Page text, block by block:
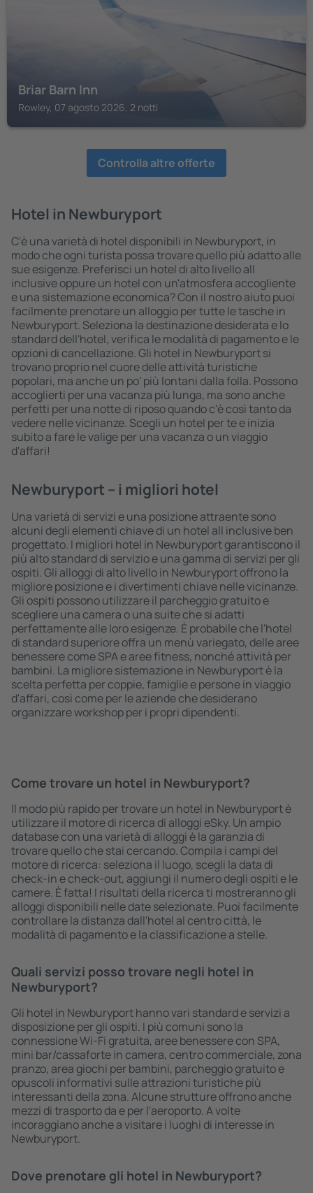
Briar Barn Inn
Rowley, 07 agosto 2026, 2 notti
Controlla altre offerte
Hotel in Newburyport
C'è una varietà di hotel disponibili in Newburyport, in
modo che ogni turista possa trovare quello più adatto alle
sue esigenze. Preferisci un hotel di alto livello all
inclusive oppure un hotel con un'atmosfera accogliente
e una sistemazione economica? Con il nostro aiuto puoi
facilmente prenotare un alloggio per tutte le tasche in
Newburyport. Seleziona la destinazione desiderata e lo
standard dell'hotel, verifica le modalità di pagamento e le
opzioni di cancellazione. Gli hotel in Newburyport si
trovano proprio nel cuore delle attività turistiche
popolari, ma anche un po' più lontani dalla folla. Possono
accoglierti per una vacanza più lunga, ma sono anche
perfetti per una notte di riposo quando c'è così tanto da
vedere nelle vicinanze. Scegli un hotel per te e inizia
subito a fare le valige per una vacanza o un viaggio
d'affari!
Newburyport – i migliori hotel
Una varietà di servizi e una posizione attraente sono
alcuni degli elementi chiave di un hotel all inclusive ben
progettato. I migliori hotel in Newburyport garantiscono il
più alto standard di servizio e una gamma di servizi per gli
ospiti. Gli alloggi di alto livello in Newburyport offrono la
migliore posizione e i divertimenti chiave nelle vicinanze.
Gli ospiti possono utilizzare il parcheggio gratuito e
scegliere una camera o una suite che si adatti
perfettamente alle loro esigenze. È probabile che l'hotel
di standard superiore offra un menù variegato, delle aree
benessere come SPA e aree fitness, nonché attività per
bambini. La migliore sistemazione in Newburyport è la
scelta perfetta per coppie, famiglie e persone in viaggio
d'affari, così come per le aziende che desiderano
organizzare workshop per i propri dipendenti.
Come trovare un hotel in Newburyport?
Il modo più rapido per trovare un hotel in Newburyport è
utilizzare il motore di ricerca di alloggi eSky. Un ampio
database con una varietà di alloggi è la garanzia di
trovare quello che stai cercando. Compila i campi del
motore di ricerca: seleziona il luogo, scegli la data di
check-in e check-out, aggiungi il numero degli ospiti e le
camere. È fatta! I risultati della ricerca ti mostreranno gli
alloggi disponibili nelle date selezionate. Puoi facilmente
controllare la distanza dall'hotel al centro città, le
modalità di pagamento e la classificazione a stelle.
Quali servizi posso trovare negli hotel in
Newburyport?
Gli hotel in Newburyport hanno vari standard e servizi a
disposizione per gli ospiti. I più comuni sono la
connessione Wi-Fi gratuita, aree benessere con SPA,
mini bar/cassaforte in camera, centro commerciale, zona
pranzo, area giochi per bambini, parcheggio gratuito e
opuscoli informativi sulle attrazioni turistiche più
interessanti della zona. Alcune strutture offrono anche
mezzi di trasporto da e per l'aeroporto. A volte
incoraggiano anche a visitare i luoghi di interesse in
Newburyport.
Dove prenotare gli hotel in Newburyport?